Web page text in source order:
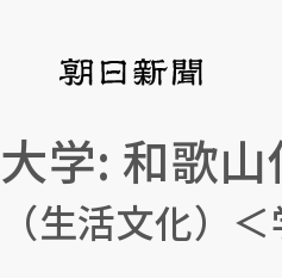
大学: 和歌
（生活文化）